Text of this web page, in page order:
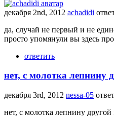
декабря 2nd, 2012 achadidi
да, случай не первый и не
просто упомянули вы здесь
ответить
нет, с молотка лепнину
декабря 3rd, 2012 nessa-05
нет, с молотка лепнину